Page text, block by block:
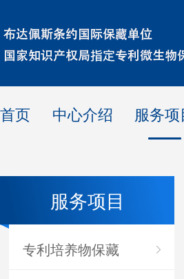
首页 中心介绍 服务项
服务项目
专利培养物保藏